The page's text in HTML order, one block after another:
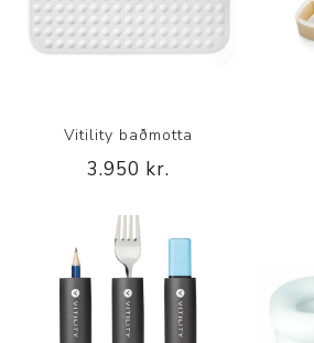
Vitility baðmotta
3.950 kr.